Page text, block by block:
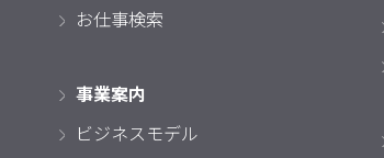
お仕事検索
事業案内
ビジネスモデル